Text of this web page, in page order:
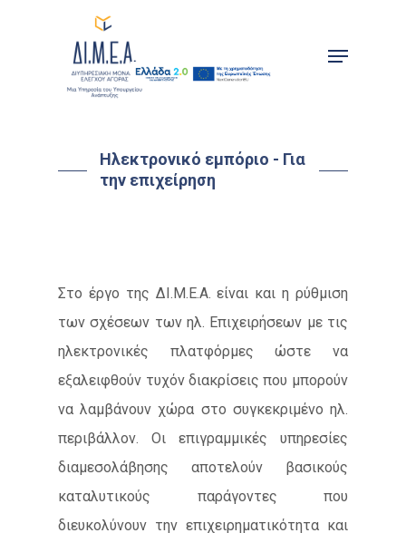
Menu
Ηλεκτρονικό εμπόριο - Για
την επιχείρηση
Στο έργο της ΔΙ.Μ.Ε.Α. είναι και η ρύθμιση
των σχέσεων των ηλ. Επιχειρήσεων με τις
ηλεκτρονικές πλατφόρμες ώστε να
εξαλειφθούν τυχόν διακρίσεις που μπορούν
να λαμβάνουν χώρα στο συγκεκριμένο ηλ.
περιβάλλον. Οι επιγραμμικές υπηρεσίες
διαμεσολάβησης αποτελούν βασικούς
καταλυτικούς παράγοντες που
διευκολύνουν την επιχειρηματικότητα και